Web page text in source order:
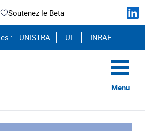
Soutenez le Beta
: UNISTRA UL INRAE
Menu